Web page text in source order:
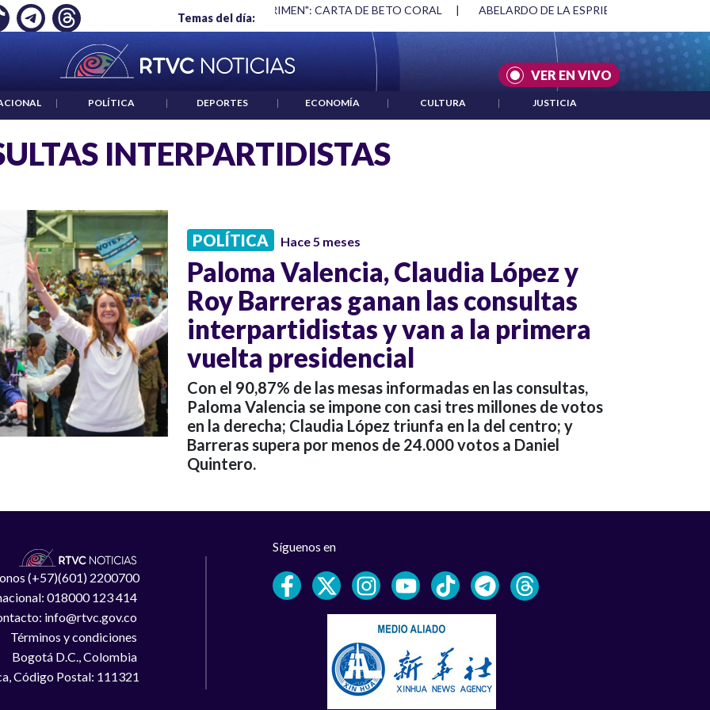
Temas del día:
EMPLEO: JP MORGAN "HABLAR NO ES UN CRIMEN": CARTA DE BETO CORAL | ABELARDO DE LA ESPRIELLA Y DMG
VER EN VIVO
| POLÍTICA | DEPORTES | ECONOMÍA | CULTURA | JUSTICIA
INTERPARTIDISTAS
POLÍTICA Hace 5 meses
Paloma Valencia, Claudia López y
Roy Barreras ganan las consultas
interpartidistas y van a la primera
vuelta presidencial
Con el 90,87% de las mesas informadas en las consultas,
Paloma Valencia se impone con casi tres millones de votos
en la derecha; Claudia López triunfa en la del centro; y
Barreras supera por menos de 24.000 votos a Daniel
Quintero.
(+57)(601) 2200700
018000 123 414
info@rtvc.gov.co
Términos y condiciones
Bogotá D.C., Colombia
Código Postal: 111321
Síguenos en